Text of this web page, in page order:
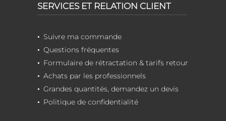
SERVICES ET RELATION CLIENT
Suivre ma commande
Questions fréquentes
Formulaire de rétractation & tarifs retour
Achats par les professionnels
Grandes quantités, demandez un devis
Politique de confidentialité